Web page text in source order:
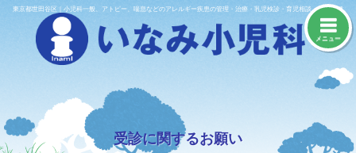
Skip東京都世田谷区｜小児科一般、アトピー、喘息などのアレルギー疾患の管理・治療・乳児検診・育児相談・予防接種
メニュー
受診に関するお願い